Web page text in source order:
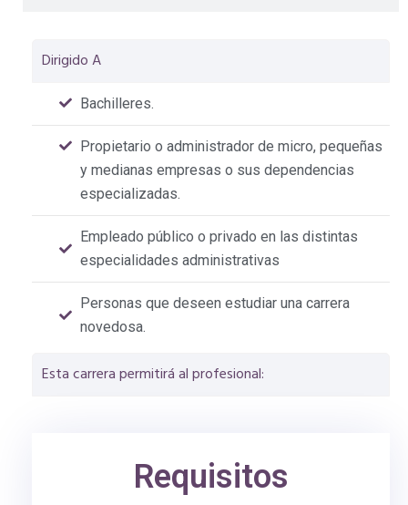
Dirigido A
Bachilleres.
Propietario o administrador de micro, pequeñas
y medianas empresas o sus dependencias
especializadas.
Empleado público o privado en las distintas
especialidades administrativas
Personas que deseen estudiar una carrera
novedosa.
Esta carrera permitirá al profesional:
Requisitos